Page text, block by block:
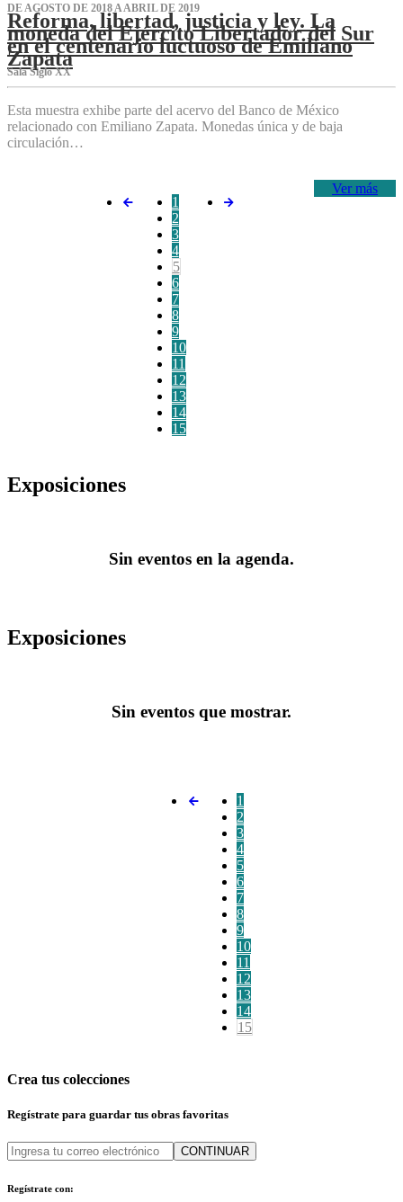
DE AGOSTO DE 2018 A ABRIL DE 2019
Reforma, libertad, justicia y ley. La
moneda del Ejército Libertador del Sur
en el centenario luctuoso de Emiliano
Zapata
Sala Siglo XX
Esta muestra exhibe parte del acervo del Banco de México
relacionado con Emiliano Zapata. Monedas única y de baja
circulación…
Ver más
1
2
3
4
5
6
7
8
9
10
11
12
13
14
15
Exposiciones
Sin eventos en la agenda.
Exposiciones
Sin eventos que mostrar.
1
2
3
4
5
6
7
8
9
10
11
12
13
14
15
Crea tus colecciones
Regístrate para guardar tus obras favoritas
CONTINUAR
Regístrate con: